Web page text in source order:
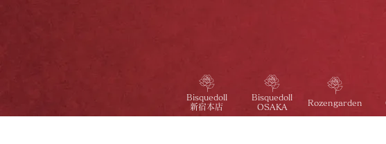
Rozengarden
Bisquedoll
OSAKA
Bisquedoll
新宿本店